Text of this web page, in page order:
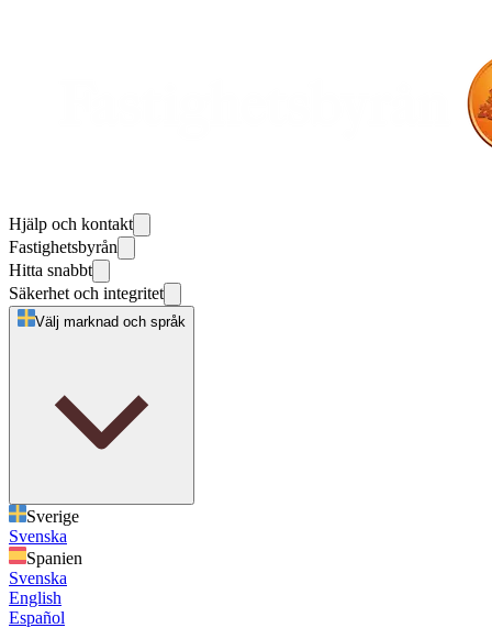
Hjälp och kontakt
Fastighetsbyrån
Hitta snabbt
Säkerhet och integritet
Välj marknad och språk
Sverige
Svenska
Spanien
Svenska
English
Español